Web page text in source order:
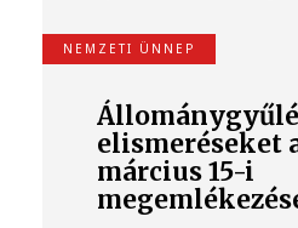
NEMZETI ÜNNEP
elismeréseket
március 15-i